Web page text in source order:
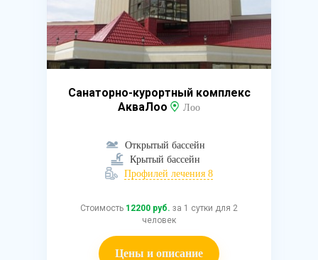
Санаторно-курортный комплекс
АкваЛоо
Лоо
Открытый бассейн
Крытый бассейн
Профилей лечения 8
Стоимость 12200 руб. за 1 сутки для 2
человек
Цены и описание